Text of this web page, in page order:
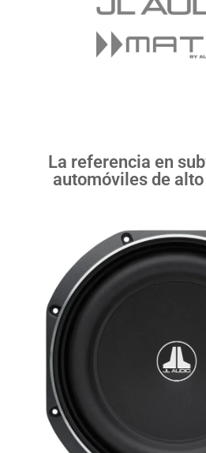
La referencia en
automóviles de